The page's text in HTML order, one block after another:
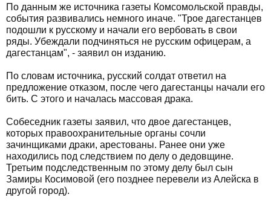
По данным же источника газеты Комсомольской правды,
события развивались немного иначе. "Трое дагестанцев
подошли к русскому и начали его вербовать в свои
ряды. Убеждали подчиняться не русским офицерам, а
дагестанцам", - заявил он изданию.
По словам источника, русский солдат ответил на
предложение отказом, после чего дагестанцы начали его
бить. С этого и началась массовая драка.
Собеседник газеты заявил, что двое дагестанцев,
которых правоохранительные органы сочли
зачинщиками драки, арестованы. Ранее они уже
находились под следствием по делу о дедовщине.
Третьим подследственным по этому делу был сын
Замиры Косимовой (его позднее перевели из Алейска в
другой город).